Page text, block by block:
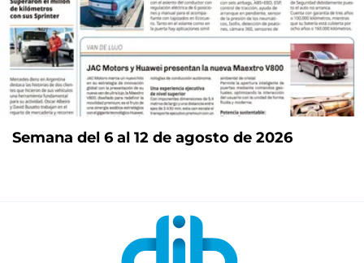
Semana del 6 al 12 de agosto de 2026